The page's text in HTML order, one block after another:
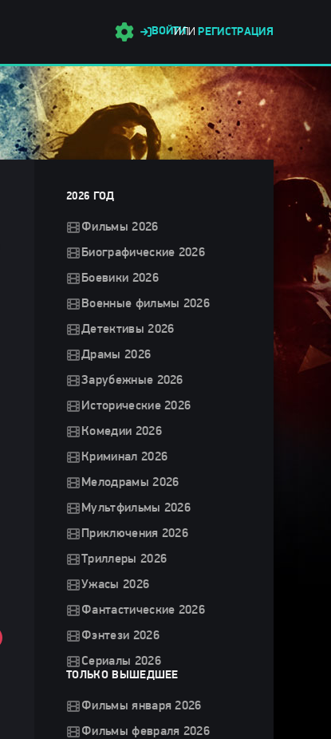
ВОЙТИ
ИЛИ РЕГИСТРАЦИЯ
2026 ГОД
Фильмы 2026
Биографические 2026
Боевики 2026
Военные фильмы 2026
Детективы 2026
Драмы 2026
Зарубежные 2026
Исторические 2026
Комедии 2026
Криминал 2026
Мелодрамы 2026
Мультфильмы 2026
Приключения 2026
Триллеры 2026
Ужасы 2026
Фантастические 2026
Фэнтези 2026
Сериалы 2026
ТОЛЬКО ВЫШЕДШЕЕ
Фильмы января 2026
Фильмы февраля 2026